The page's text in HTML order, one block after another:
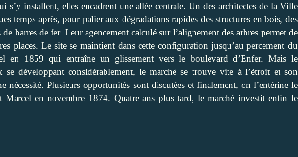
s’y installent, elles encadrent une allée centrale. Un des architectes de la Ville
temps après, pour palier aux dégradations rapides des structures en bois, des
barres de fer. Leur agencement calculé sur l’alignement des arbres permet de
places. Le site se maintient dans cette configuration jusqu’au percement du
en 1859 qui entraîne un glissement vers le boulevard d’Enfer. Mais le
se développant considérablement, le marché se trouve vite à l’étroit et son
nécessité. Plusieurs opportunités sont discutées et finalement, on l’entérine le
Marcel en novembre 1874. Quatre ans plus tard, le marché investit enfin le